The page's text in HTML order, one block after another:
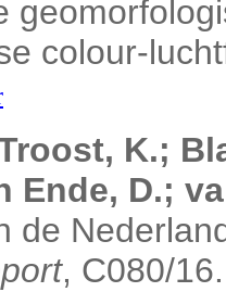
colour-
K.;
Ende, D.;
de
, C080/